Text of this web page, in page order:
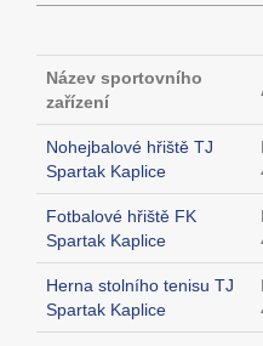
Název sportovního
zařízení
Nohejbalové hřiště TJ
Spartak Kaplice
Fotbalové hřiště FK
Spartak Kaplice
Herna stolního tenisu TJ
Spartak Kaplice